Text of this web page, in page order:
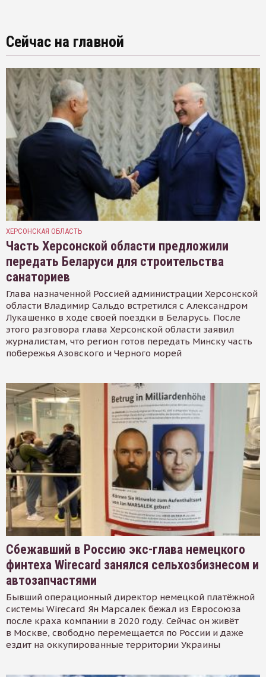
Сейчас на главной
ХЕРСОНСКАЯ ОБЛАСТЬ
Часть Херсонской области предложили
передать Беларуси для строительства
санаториев
Глава назначенной Россией администрации Херсонской
области Владимир Сальдо встретился с Александром
Лукашенко в ходе своей поездки в Беларусь. После
этого разговора глава Херсонской области заявил
журналистам, что регион готов передать Минску часть
побережья Азовского и Черного морей
Сбежавший в Россию экс-глава немецкого
финтеха Wirecard занялся сельхозбизнесом и
автозапчастями
Бывший операционный директор немецкой платёжной
системы Wirecard Ян Марсалек бежал из Евросоюза
после краха компании в 2020 году. Сейчас он живёт
в Москве, свободно перемещается по России и даже
ездит на оккупированные территории Украины